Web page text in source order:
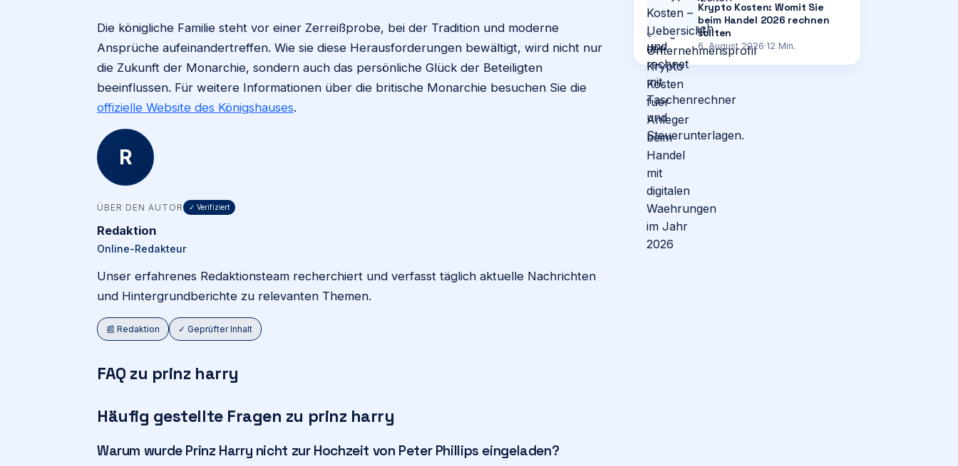
Die königliche Familie steht vor einer Zerreißprobe, bei der Tradition und moderne
Ansprüche aufeinandertreffen. Wie sie diese Herausforderungen bewältigt, wird nicht nur
die Zukunft der Monarchie, sondern auch das persönliche Glück der Beteiligten
beeinflussen. Für weitere Informationen über die britische Monarchie besuchen Sie die
offizielle Website des Königshauses.
R
ÜBER DEN AUTOR ✓ Verifiziert
Redaktion
Online-Redakteur
Unser erfahrenes Redaktionsteam recherchiert und verfasst täglich aktuelle Nachrichten
und Hintergrundberichte zu relevanten Themen.
📰 Redaktion ✓ Geprüfter Inhalt
FAQ zu prinz harry
Häufig gestellte Fragen zu prinz harry
Warum wurde Prinz Harry nicht zur Hochzeit von Peter Phillips eingeladen?
Krypto Kosten: Womit Sie
beim Handel 2026 rechnen
sollten
6. August 2026·12 Min.